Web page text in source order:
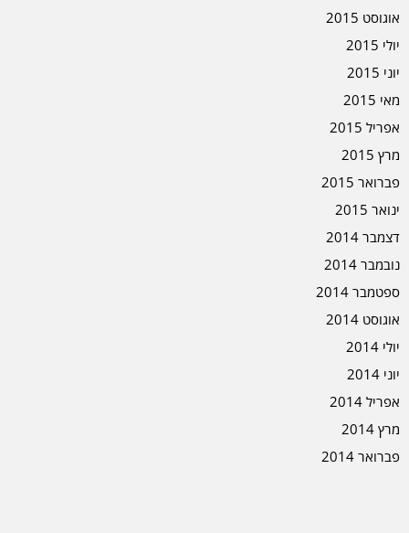
אוגוסט 2015
יולי 2015
יוני 2015
מאי 2015
אפריל 2015
מרץ 2015
פברואר 2015
ינואר 2015
דצמבר 2014
נובמבר 2014
ספטמבר 2014
אוגוסט 2014
יולי 2014
יוני 2014
אפריל 2014
מרץ 2014
פברואר 2014